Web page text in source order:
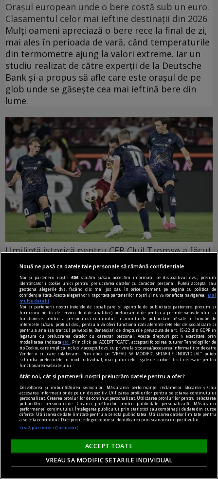
Orașul european unde o bere costă sub un euro.
Clasamentul celor mai ieftine destinații din 2026
Mulți oameni apreciază o bere rece la final de zi,
mai ales în perioada de vară, când temperaturile
din termometre ajung la valori extreme. Iar un
studiu realizat de către experții de la Deutsche
Bank și-a propus să afle care este orașul de pe
glob unde se găsește cea mai ieftină bere din
lume.
Umilință istorică pentru CFR Cluj! Tromsø a făcut
spectacol în Gruia: „Nu mai știm cum e cu
fotbalul”
CFR Cluj a trăit una dintre cele mai negre seri din
istoria sa europeană. Echipa ardeleană a fost
zdrobită chiar în Gruia de norvegienii de la
Tromsø IL, scor 0-5, în prima manșă a turului al
treilea preliminar din Conference League.
Nouă ne pasă ca datele tale personale să rămână confidențiale
Noi și partenerii noștri606 stocăm și/sau accesăm informații pe dispozitivul dvs., precum
identificatorii cookie unici pentru prelucrarea datelor cu caracter personal. Puteți accepta sau
gestiona alegerile dvs. făcând clic mai jos sau în orice moment, pe pagina cu politica de
confidențialitate. Aceste alegeri vor fi raportate partenerilor noștri și nu vă vor afecta navigarea.
Mai
multe detalii
Noi si partenerii nostri (retelele de socializare si agentiile de publicitate partenere, precum si
furnizorii nostri de servicii de date analitice) prelucram date pentru a permite website-ului sa
functioneze, pentru a personaliza continutul si anunturile publicitare afisate in functie de
interesele si/sau profilul dvs., pentru a va oferi functionalitati aferente retelelor de socializare si
pentru a analiza traficul pe website. Beneficiati de drepturile prevazute de art. 15-22 din GDPR in
legatura cu prelucrarea datelor cu caracter personal. Aceste drepturi pot fi exercitate prin
modalitatea indicataaici
. Prin click pe “ACCEPT TOATE”, acceptati folosirea tuturor Tehnologiilor de
tip Cookie, care implica inclusiv acceptul dvs. cu privire la stocarea/accesarea informatiilor de catre
Vendor-ii cu care colaboram. Prin click pe “VREAU SA MODIFIC SETARILE INDIVIDUAL” puteti
schimba preferintele in mod individual, mai putin cele legate de cookie strict necesare pentru
functionarea website-ului.
Atât noi, cât și partenerii noștri prelucrăm datele pentru a oferi:
Dezvoltarea și îmbunătățirea serviciilor. Măsurarea performanței reclamelor. Stocarea și/sau
accesarea informațiilor de pe un dispozitiv. Utilizarea profilurilor pentru selectarea conținutului
personalizat. Crearea profilurilor de conținut personalizat. Utilizarea profilurilor pentru selectarea
publicității personalizate. Crearea profilurilor pentru publicitate personalizată. Măsurarea
performanței conținutului. Înțelegerea publicului prin statistici sau combinații de date din surse
diferite. Utilizarea de date limitate pentru a selecta publicitatea. Utilizarea datelor limitate pentru
a selecta conținutul. Date precise de geolocație și identificarea prin scanarea dispozitivului.
Listă parteneri (furnizori)
ACCEPT TOATE
VREAU SA MODIFIC SETARILE INDIVIDUAL